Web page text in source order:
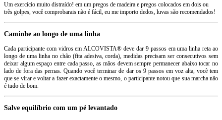
Um exercício muito distraído! em um pregos de madeira e pregos colocados em dois ou
três golpes, você comprobarais não é fácil, eu me importo dedos, luvas são recomendados!
Caminhe ao longo de uma linha
Cada participante com vidros em ALCOVISTA® deve dar 9 passos em uma linha reta ao
longo de uma linha no chão (fita adesiva, corda), medidas precisam ser consecutivos sem
deixar algum espaço entre cada passo, as mãos devem sempre permanecer abaixo tocar no
lado de fora das pernas. Quando você terminar de dar os 9 passos em voz alta, você tem
que se virar e voltar a fazer exactamente o mesmo, o participante notou que sua marcha não
é tudo de bom.
Salve equilíbrio com um pé levantado